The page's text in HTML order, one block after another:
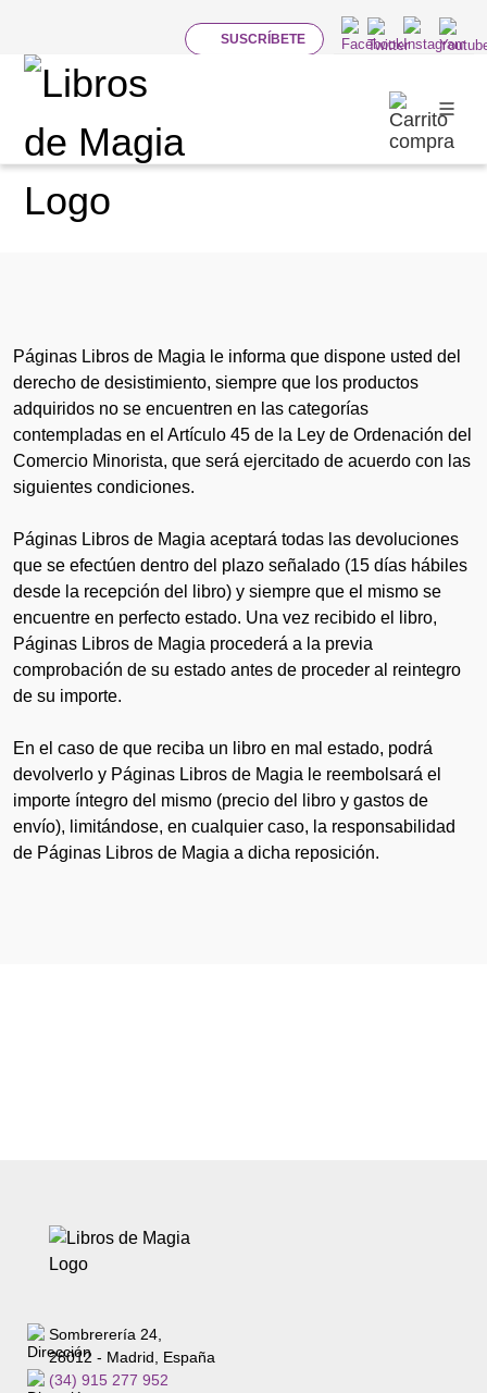
SUSCRÍBETE
DEVOLUCIONES
Páginas Libros de Magia le informa que dispone usted del
derecho de desistimiento, siempre que los productos
adquiridos no se encuentren en las categorías
contempladas en el Artículo 45 de la Ley de Ordenación del
Comercio Minorista, que será ejercitado de acuerdo con las
siguientes condiciones.
Páginas Libros de Magia aceptará todas las devoluciones
que se efectúen dentro del plazo señalado (15 días hábiles
desde la recepción del libro) y siempre que el mismo se
encuentre en perfecto estado. Una vez recibido el libro,
Páginas Libros de Magia procederá a la previa
comprobación de su estado antes de proceder al reintegro
de su importe.
En el caso de que reciba un libro en mal estado, podrá
devolverlo y Páginas Libros de Magia le reembolsará el
importe íntegro del mismo (precio del libro y gastos de
envío), limitándose, en cualquier caso, la responsabilidad
de Páginas Libros de Magia a dicha reposición.
Sombrerería 24,
28012 - Madrid, España
(34) 915 277 952